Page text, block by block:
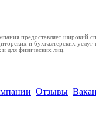
предоставляет широкий
и бухгалтерских услуг
и для физических лиц.
Отзывы